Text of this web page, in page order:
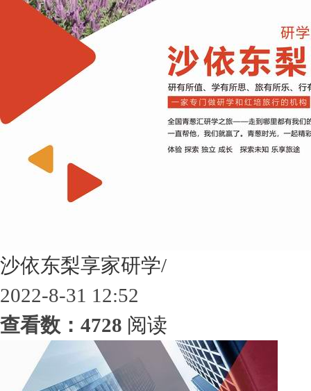
沙依东梨享家研学/
2022-8-31 12:52
查看数：4728 阅读